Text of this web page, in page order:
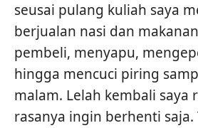
seusai pulang kuliah saya
berjualan nasi dan
pembeli, menyapu,
hingga mencuci piring
malam. Lelah kembali saya
rasanya ingin berhenti saja.